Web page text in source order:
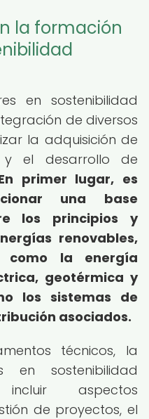
la formación
en sostenibilidad
de diversos
la adquisición de
y el desarrollo de
primer lugar, es
una base
los principios y
renovables,
como la energía
geotérmica y
los sistemas de
asociados.
técnicos, la
en sostenibilidad
aspectos
de proyectos, el